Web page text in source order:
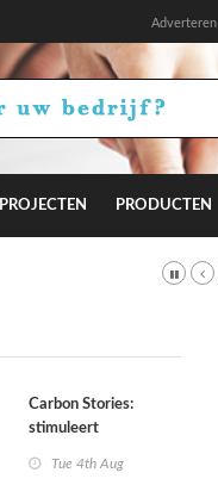
Adverteren
PROJECTEN PRODUCTEN
Carbon Stories:
stimuleert
duurzaam gedrag?
Tue 4th Aug